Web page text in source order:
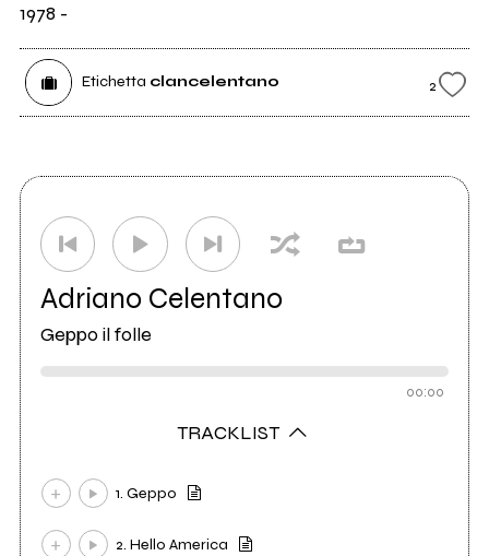
1978 -
Etichetta clancelentano 2
Adriano Celentano
Geppo il folle
00:00
TRACKLIST
1. Geppo
2. Hello America